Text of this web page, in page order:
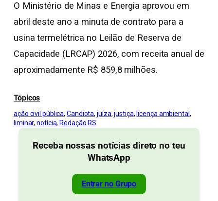
O Ministério de Minas e Energia aprovou em
abril deste ano a minuta de contrato para a
usina termelétrica no Leilão de Reserva de
Capacidade (LRCAP) 2026, com receita anual de
aproximadamente R$ 859,8 milhões.
Tópicos
ação civil pública, Candiota, juíza, justiça, licença ambiental
liminar, notícia, Redação RS
Receba nossas notícias direto no teu
WhatsApp
Entrar no Grupo